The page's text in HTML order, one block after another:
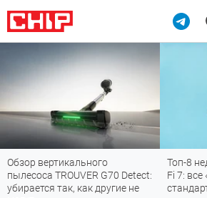
Топ-8 недорогих роутеров с Wi-
Fi 7: все «плюшки» последнего
стандарта
7